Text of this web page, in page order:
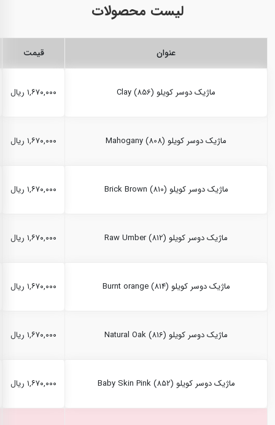
لیست محصولات
عنوان قیمت
ماژیک دوسر کویلو Clay (856) ۱,۶۷۰,۰۰۰ ریال
ماژیک دوسر کویلو Mahogany (808) ۱,۶۷۰,۰۰۰ ریال
ماژیک دوسر کویلو Brick Brown (810) ۱,۶۷۰,۰۰۰ ریال
ماژیک دوسر کویلو Raw Umber (812) ۱,۶۷۰,۰۰۰ ریال
ماژیک دوسر کویلو Burnt orange (814) ۱,۶۷۰,۰۰۰ ریال
ماژیک دوسر کویلو Natural Oak (816) ۱,۶۷۰,۰۰۰ ریال
ماژیک دوسر کویلو Baby Skin Pink (852) ۱,۶۷۰,۰۰۰ ریال